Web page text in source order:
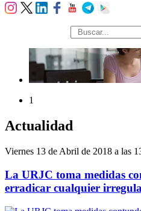
búsqueda
1
Actualidad
Viernes 13 de Abril de 2018 a las
La URJC toma medidas
erradicar cualquier